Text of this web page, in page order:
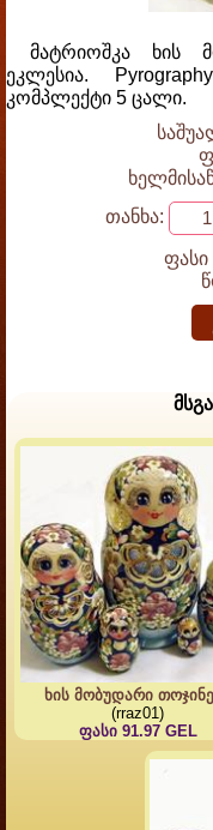
მატრიოშკა ხის
ეკლესია.
კომპლექტი 5 ცალი.
თანხა:
ფასი
ხის მობუდარი
(rraz01)
ფასი 91.97 GEL